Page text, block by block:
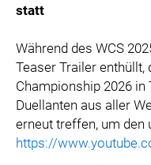
statt
Während des WCS
Teaser Trailer enthüllt,
Championship 2026
Duellanten aus aller
erneut treffen, um den
https://